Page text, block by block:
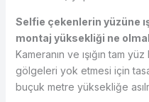
Selfie çekenlerin yüzüne
montaj yüksekliği ne
Kameranın ve ışığın tam
gölgeleri yok etmesi için
buçuk metre yüksekliğe